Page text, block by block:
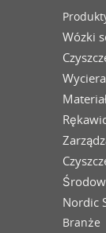
Wózki
Nordic
Branże